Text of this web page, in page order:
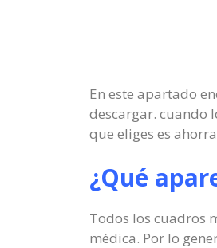
En este apartado
descargar. cuando
que eliges es
¿Qué
Todos los cuadros
médica. Por lo